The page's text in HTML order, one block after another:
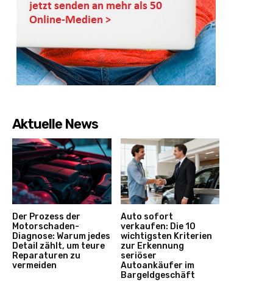
Aktuelle News
Der Prozess der
Motorschaden-
Diagnose: Warum jedes
Detail zählt, um teure
Reparaturen zu
vermeiden
Auto sofort
verkaufen: Die 10
wichtigsten Kriterien
zur Erkennung
seriöser
Autoankäufer im
Bargeldgeschäft